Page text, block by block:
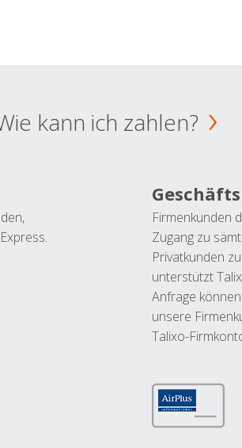
kann ich zahlen?
Firmenkunden
Zugang zu
Privatkunden
unterstützt
Anfrage
unsere
Talixo-